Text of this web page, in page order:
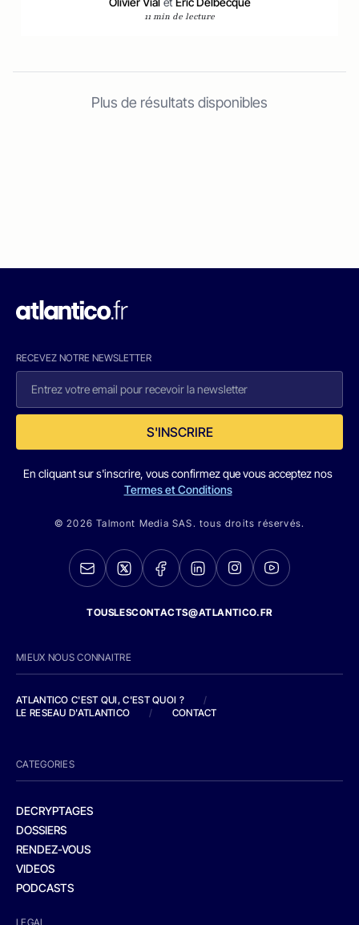
11 min de lecture
Plus de résultats disponibles
RECEVEZ NOTRE NEWSLETTER
S'INSCRIRE
En cliquant sur s'inscrire, vous confirmez que vous acceptez nos
Termes et Conditions
© 2026 Talmont Media SAS. tous droits réservés.
TOUSLESCONTACTS@ATLANTICO.FR
MIEUX NOUS CONNAITRE
ATLANTICO C'EST QUI, C'EST QUOI ?
/
LE RESEAU D'ATLANTICO
/ CONTACT
CATEGORIES
DECRYPTAGES
DOSSIERS
RENDEZ-VOUS
VIDEOS
PODCASTS
LEGAL